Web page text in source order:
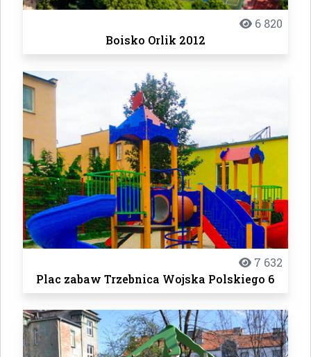
6 820
Boisko Orlik 2012
7 632
Plac zabaw Trzebnica Wojska Polskiego 6